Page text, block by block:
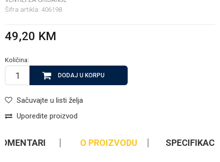
Šifra artikla: 406198
49,20 KM
Količina:
DODAJ U KORPU
Sačuvajte u listi želja
Uporedite proizvod
O PROIZVODU